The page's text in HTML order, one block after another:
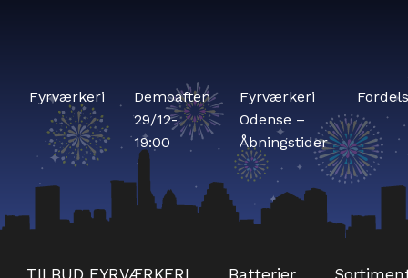
Fyrværkeri
Demoaften
29/12-
19:00
Fyrværkeri
Odense –
Åbningstider
TILBUD FYRVÆRKERI Batterier